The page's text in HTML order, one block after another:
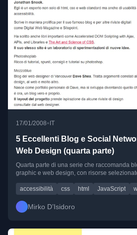
17/01/2008• IT
5 Eccellenti Blog e Social
Web Design (quarta parte)
Quarta parte di una serie che raccomanda
graphic e web design, con risorse
accessibilità css html JavaScript
Mirko D’Isidoro